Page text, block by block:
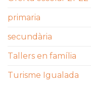
primaria
secundària
Tallers en família
Turisme Igualada